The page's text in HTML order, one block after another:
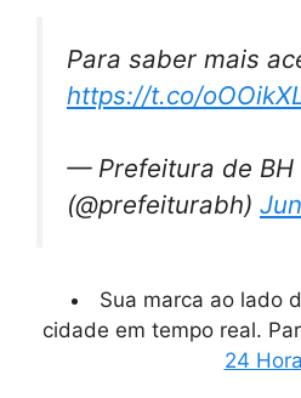
Para saber mais
https://t.co/
— Prefeitura de BH
(@prefeiturabh)
Sua marca ao lado
cidade em tempo real.
24